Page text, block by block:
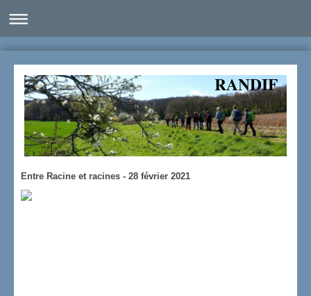
RANDIF
Entre Racine et racines - 28 février 2021